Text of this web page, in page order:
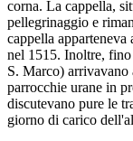
corna. La cappella,
pellegrinaggio e
cappella
nel 1515. Inoltre,
S. Marco) arrivavano
parrocchie urane in
discutevano pure le
giorno di carico